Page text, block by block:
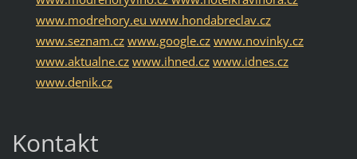
www.modrehory.eu www.hondabreclav.cz
www.seznam.cz www.google.cz www.novinky.cz
www.aktualne.cz www.ihned.cz www.idnes.cz
www.denik.cz
Kontakt